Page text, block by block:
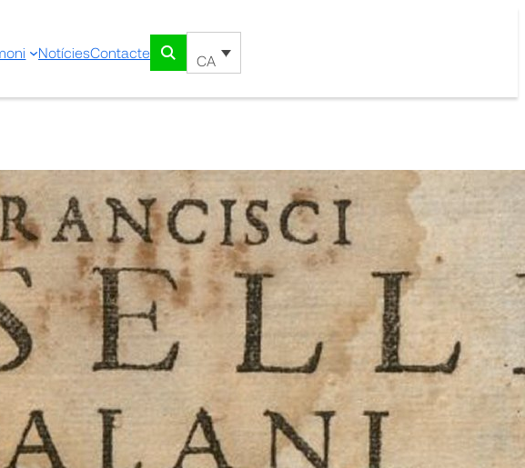
NotíciesContacte CA
catalani barcinonensis ad sex
differentiis et causis morborum &
2024